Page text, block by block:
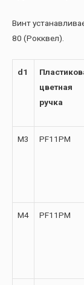
Винт
80 (Рокквел).
d1
цветная
ручка
М3 PF11PM
М4 PF11PM